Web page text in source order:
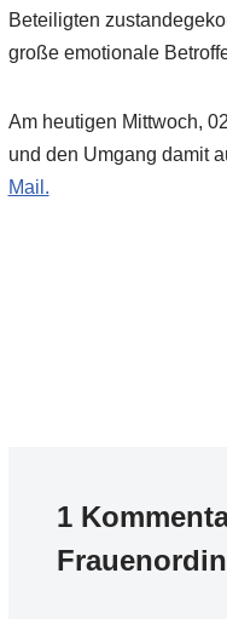
Beteiligten
große emotionale
Am heutigen Mittwoch,
und den Umgang damit
Mail.
1